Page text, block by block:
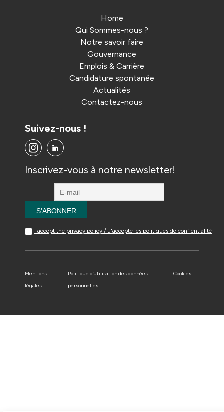
Home
Qui Sommes-nous ?
Notre savoir faire
Gouvernance
Emplois & Carrière
Candidature spontanée
Actualités
Contactez-nous
Suivez-nous !
Inscrivez-vous à notre newsletter!
I accept the privacy policy / J'accepte les politiques de confientialité
Mentions
légales
Politique d’utilisation des données
personnelles
Cookies